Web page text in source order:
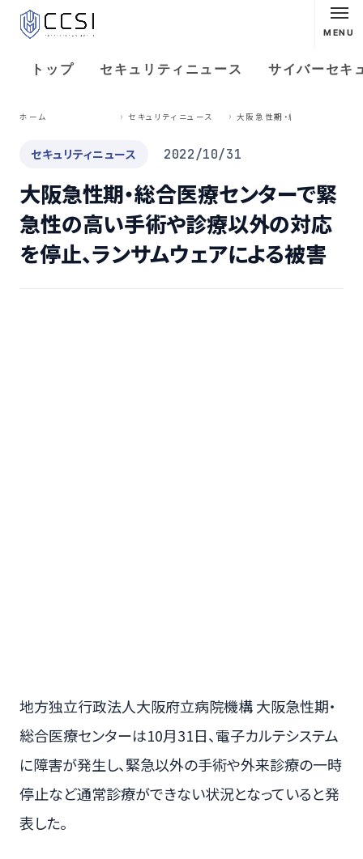
MENU
トップ セキュリティニュース サイバーセキ
ホーム セキュリティニュース
セキュリティニュース 2022/10/31
大阪急性期・総合医療センターで緊
急性の高い手術や診療以外の対応
を停止、ランサムウェアによる被害
地方独立行政法人大阪府立病院機構 大阪急性期・
総合医療センターは10月31日、電子カルテシステム
に障害が発生し、緊急以外の手術や外来診療の一時
停止など通常診療ができない状況となっていると発
表した。